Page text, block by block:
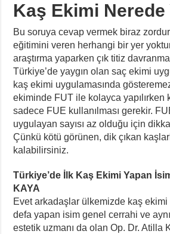
Kaş Ekimi Nerede
Bu soruya cevap vermek biraz
eğitimini veren herhangi bir yer
araştırma yaparken çık titiz
Türkiye’de yaygın olan saç ekimi
kaş ekimi uygulamasında
ekiminde FUT ile kolayca yapılırken
sadece FUE kullanılması gerekir.
uygulayan sayısı az olduğu için
Çünkü kötü görünen, dik çıkan
kalabilirsiniz.
Türkiye’de İlk Kaş Ekimi Yapan
KAYA
Evet arkadaşlar ülkemizde kaş ekimi
defa yapan isim genel cerrahi ve
estetik uzmanı da olan Op. Dr. Atilla